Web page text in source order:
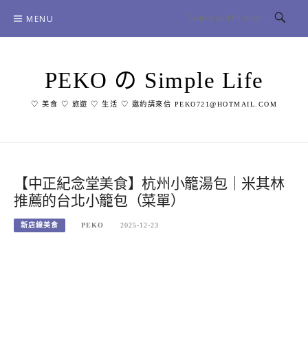
content
MENU
PEKO の Simple Life
♡ 美食 ♡ 旅遊 ♡ 生活 ♡ 邀約請來信 PEKO721@HOTMAIL.COM
【中正紀念堂美食】杭州小籠湯包｜米其林
推薦的台北小籠包（菜單）
新店線美食 PEKO 2025-12-23